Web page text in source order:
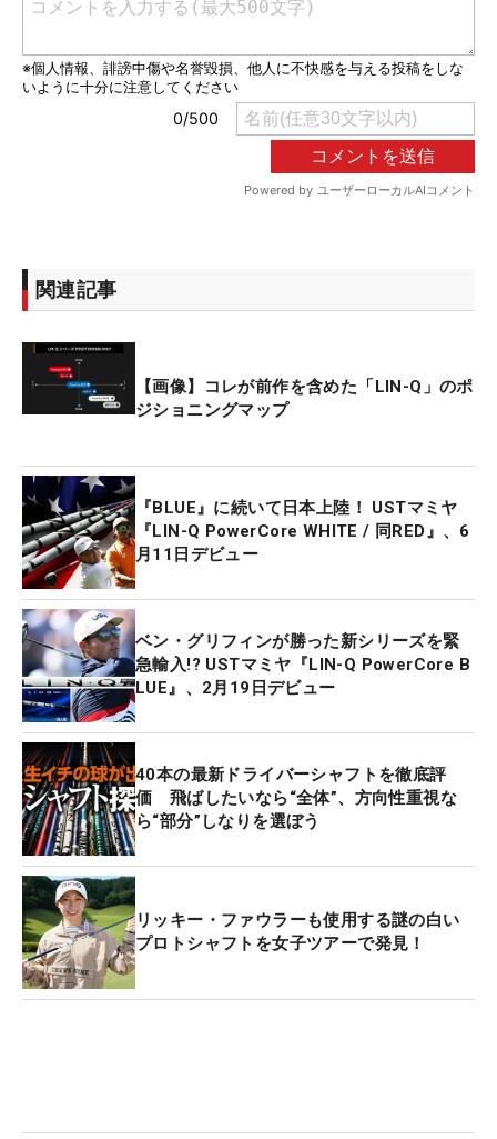
関連記事
【画像】コレが前作を含めた「LIN-Q」のポ
ジショニングマップ
『BLUE』に続いて日本上陸！ USTマミヤ
『LIN-Q PowerCore WHITE / 同RED』、6
月11日デビュー
ベン・グリフィンが勝った新シリーズを緊
急輸入!? USTマミヤ『LIN-Q PowerCore B
LUE』、2月19日デビュー
40本の最新ドライバーシャフトを徹底評
価 飛ばしたいなら“全体”、方向性重視な
ら“部分”しなりを選ぼう
リッキー・ファウラーも使用する謎の白い
プロトシャフトを女子ツアーで発見！